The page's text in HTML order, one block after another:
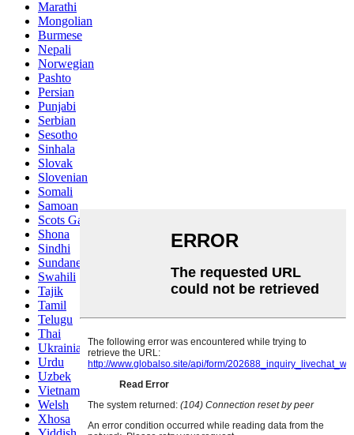
Marathi
Mongolian
Burmese
Nepali
Norwegian
Pashto
Persian
Punjabi
Serbian
Sesotho
Sinhala
Slovak
Slovenian
Somali
Samoan
Scots Gaelic
Shona
Sindhi
Sundanese
Swahili
Tajik
Tamil
Telugu
Thai
Ukrainian
Urdu
Uzbek
Vietnamese
Welsh
Xhosa